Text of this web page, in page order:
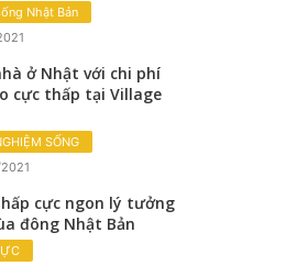
Nhật Bản
ở Nhật với chi phí
cực thấp tại Village
SỐNG
cực ngon lý tưởng
đông Nhật Bản